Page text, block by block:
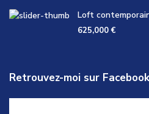
Loft
625,000 €
Retrouvez-moi sur Facebook